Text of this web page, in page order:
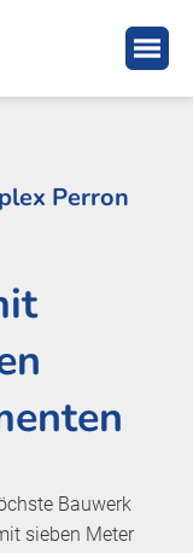
Perron
Bauwerk
sieben Meter